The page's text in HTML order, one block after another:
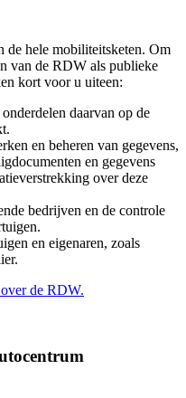
de hele mobiliteitsketen. Om
van de RDW als publieke
kort voor u uiteen:
daarvan op de
en beheren van gegevens,
en gegevens
over deze
bedrijven en de controle
en eigenaren, zoals
de RDW.